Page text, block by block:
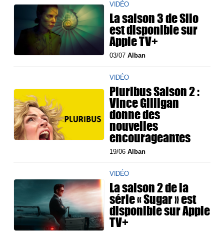
VIDÉO
La saison 3 de Silo
est disponible sur
Apple TV+
03/07Alban
VIDÉO
Pluribus Saison 2 :
Vince Gilligan
donne des
nouvelles
encourageantes
19/06Alban
VIDÉO
La saison 2 de la
série « Sugar » est
disponible sur Apple
TV+